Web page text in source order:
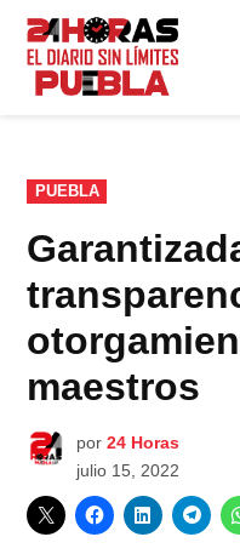
Saltar
contenido
PUBLICADO
EN
PUEBLA
maestros
por 24 Horas
julio 15, 2022